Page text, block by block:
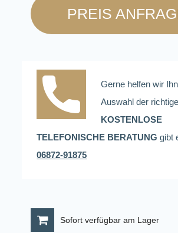
PREIS
Gerne helfen wir
Auswahl der
KOSTENLOSE
TELEFONISCHE BERATUNG gibt
06872-91875
Sofort verfügbar am Lager